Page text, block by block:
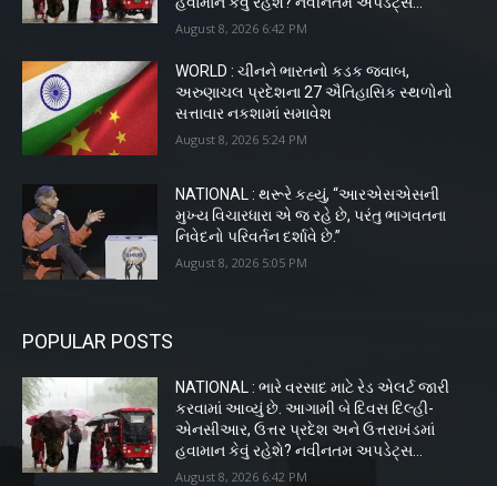
August 8, 2026 6:42 PM
WORLD : ચીનને ભારતનો કડક જવાબ,
અરુણાચલ પ્રદેશના 27 ઐતિહાસિક સ્થળોનો
સત્તાવાર નકશામાં સમાવેશ
August 8, 2026 5:24 PM
NATIONAL : થરૂરે કહ્યું, “આરએસએસની
મુખ્ય વિચારધારા એ જ રહે છે, પરંતુ ભાગવતના
નિવેદનો પરિવર્તન દર્શાવે છે.”
August 8, 2026 5:05 PM
POPULAR POSTS
NATIONAL : ભારે વરસાદ માટે રેડ એલર્ટ જારી
કરવામાં આવ્યું છે. આગામી બે દિવસ દિલ્હી-
એનસીઆર, ઉત્તર પ્રદેશ અને ઉત્તરાખંડમાં
હવામાન કેવું રહેશે? નવીનતમ અપડેટ્સ...
August 8, 2026 6:42 PM